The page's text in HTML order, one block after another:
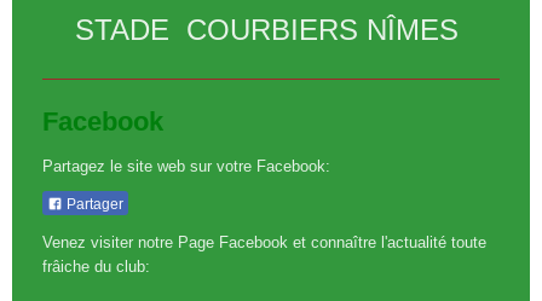
STADE COURBIERS NÎMES
Facebook
Partagez le site web sur votre Facebook:
Partager
Venez visiter notre Page Facebook et connaître l'actualité toute
frâiche du club: